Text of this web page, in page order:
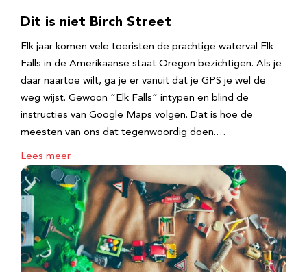
Dit is niet Birch Street
Elk jaar komen vele toeristen de prachtige waterval Elk
Falls in de Amerikaanse staat Oregon bezichtigen. Als je
daar naartoe wilt, ga je er vanuit dat je GPS je wel de
weg wijst. Gewoon “Elk Falls” intypen en blind de
instructies van Google Maps volgen. Dat is hoe de
meesten van ons dat tegenwoordig doen.…
Lees meer